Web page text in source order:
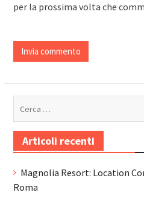
per la prossima volta che
Articoli recenti
Magnolia Resort: Location
Roma